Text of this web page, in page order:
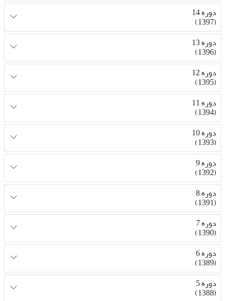
دوره 14
(1397)
دوره 13
(1396)
دوره 12
(1395)
دوره 11
(1394)
دوره 10
(1393)
دوره 9
(1392)
دوره 8
(1391)
دوره 7
(1390)
دوره 6
(1389)
دوره 5
(1388)